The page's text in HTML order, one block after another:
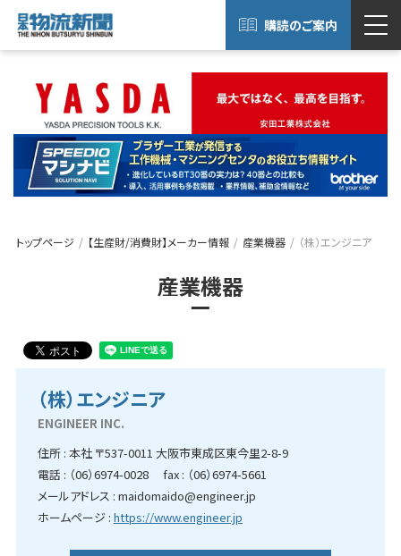
購読のご案内
トップページ 【生産財/消費財】メーカー情報 産業機器 （株）エンジニア
産業機器
（株）エンジニア
ENGINEER INC.
住所 : 本社 〒537-0011 大阪市東成区東今里2-8-9
電話 : （06）6974-0028 fax : （06）6974-5661
メールアドレス : maidomaido@engineer.jp
ホームページ : https://www.engineer.jp